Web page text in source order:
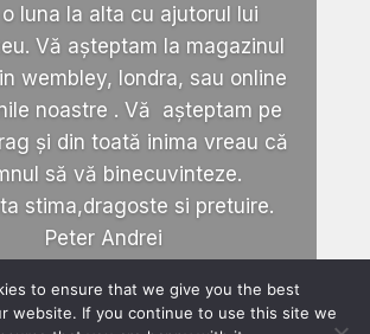
luna la alta cu ajutorul lui
Vă așteptam la magazinul
wembley, londra, sau online
noastre . Vă așteptam pe
și din toată inima vreau că
să vă binecuvinteze.
stima,dragoste si pretuire.
Peter Andrei
to ensure that we give you the best
website. If you continue to use this site we